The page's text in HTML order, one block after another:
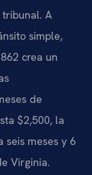
A
simple,
crea un
de
$2,500, la
seis meses y 6
Virginia.